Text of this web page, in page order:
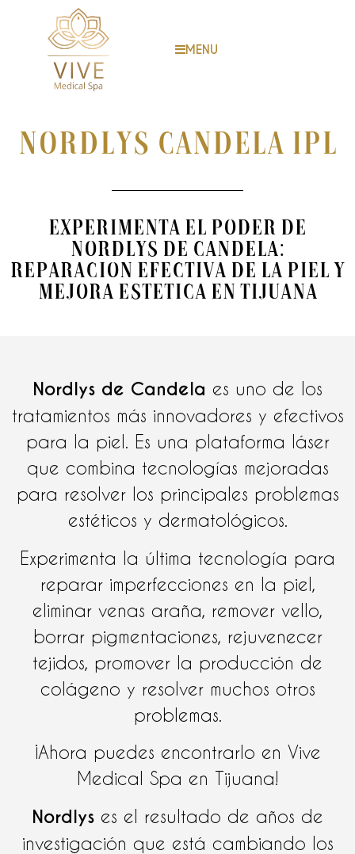
MENU
NORDLYS Candela IPL
Experimenta el Poder de
Nordlys de Candela:
Reparacion Efectiva de la Piel y
Mejora Estetica en Tijuana
Nordlys de Candela es uno de los
tratamientos más innovadores y efectivos
para la piel. Es una plataforma láser
que combina tecnologías mejoradas
para resolver los principales problemas
estéticos y dermatológicos.
Experimenta la última tecnología para
reparar imperfecciones en la piel,
eliminar venas araña, remover vello,
borrar pigmentaciones, rejuvenecer
tejidos, promover la producción de
colágeno y resolver muchos otros
problemas.
¡Ahora puedes encontrarlo en Vive
Medical Spa en Tijuana!
Nordlys es el resultado de años de
investigación que está cambiando los